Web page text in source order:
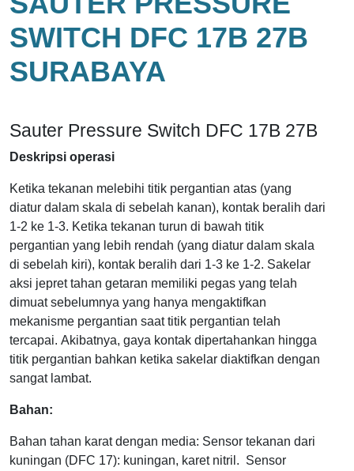
SWITCH DFC 17B 27B
SURABAYA
Sauter Pressure Switch DFC 17B 27B
Deskripsi operasi
Ketika tekanan melebihi titik pergantian atas (yang
diatur dalam skala di sebelah kanan), kontak beralih dari
1-2 ke 1-3. Ketika tekanan turun di bawah titik
pergantian yang lebih rendah (yang diatur dalam skala
di sebelah kiri), kontak beralih dari 1-3 ke 1-2. Sakelar
aksi jepret tahan getaran memiliki pegas yang telah
dimuat sebelumnya yang hanya mengaktifkan
mekanisme pergantian saat titik pergantian telah
tercapai. Akibatnya, gaya kontak dipertahankan hingga
titik pergantian bahkan ketika sakelar diaktifkan dengan
sangat lambat.
Bahan:
Bahan tahan karat dengan media: Sensor tekanan dari
kuningan (DFC 17): kuningan, karet nitril. Sensor